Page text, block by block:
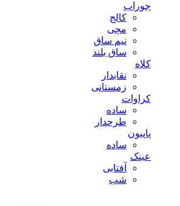
جوراب
کالج
مچی
نیم ساق
ساق بلند
کلاه
نقابدار
زمستانی
کراوات
ساده
طرحدار
پاپیون
ساده
عینک
آفتابی
شب